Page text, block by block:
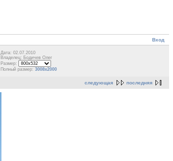
Вход
Дата: 02.07.2010
Владелец: Бодичев Олег
Размер:
Полный размер: 3008x2000
следующая последняя